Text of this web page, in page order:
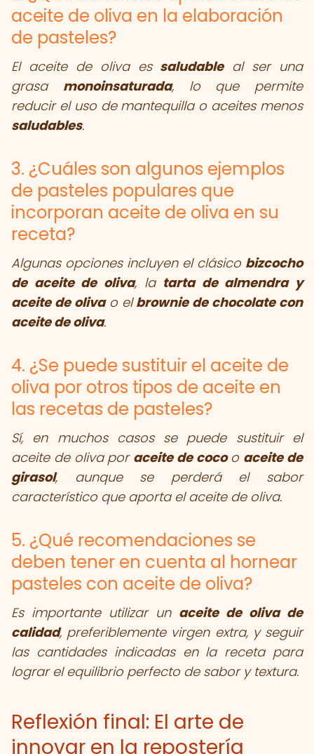
aceite de oliva en la elaboración
de pasteles?
El aceite de oliva es saludableal ser una
grasa monoinsaturada, lo que permite
reducir el uso de mantequilla o aceites menos
saludables.
3. ¿Cuáles son algunos ejemplos
de pasteles populares que
incorporan aceite de oliva en su
receta?
Algunas opciones incluyen el clásico bizcocho
de aceite de oliva, la tarta de almendra y
aceite de olivao elbrownie de chocolate con
aceite de oliva.
4. ¿Se puede sustituir el aceite de
oliva por otros tipos de aceite en
las recetas de pasteles?
Sí, en muchos casos se puede sustituir el
aceite de oliva por aceite de cocoo aceite de
girasol, aunque se perderá el sabor
característico que aporta el aceite de oliva.
5. ¿Qué recomendaciones se
deben tener en cuenta al hornear
pasteles con aceite de oliva?
Es importante utilizar un aceite de oliva de
calidad, preferiblemente virgen extra, y seguir
las cantidades indicadas en la receta para
lograr el equilibrio perfecto de sabor y textura.
Reflexión final: El arte de
innovar en la repostería